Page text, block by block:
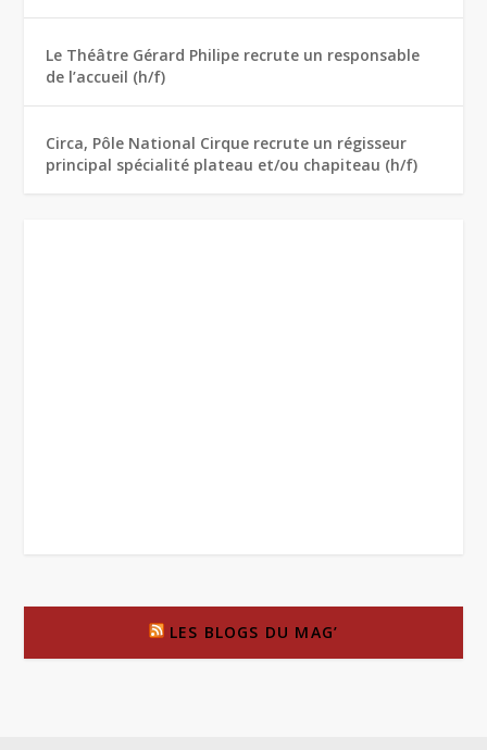
Le Théâtre Gérard Philipe recrute un responsable
de l’accueil (h/f)
Circa, Pôle National Cirque recrute un régisseur
principal spécialité plateau et/ou chapiteau (h/f)
LES BLOGS DU MAG’